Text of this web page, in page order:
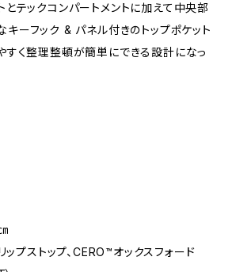
とテックコンパートメントに加えて中央部
ーフック & パネル付きのトップポケット
すく整理整頓が簡単にできる設計になっ
プストップ、CERO™オックスフォード